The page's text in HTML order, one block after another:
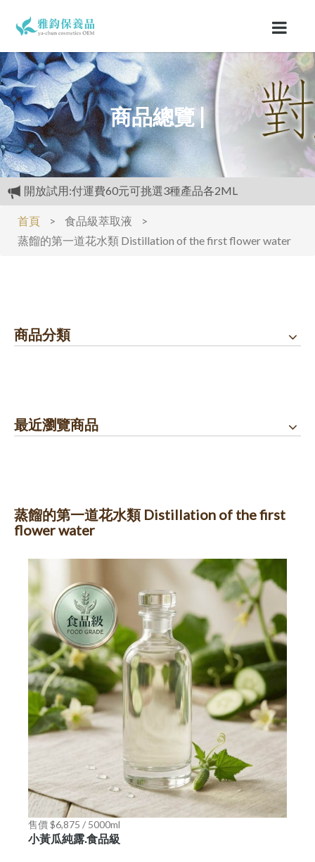
商品總覽 |
開放試用:付運費60元可挑選3種產品各2ML
滿3000元再送精美好禮
購物禮:送夏日涼感劑100cc.只能噴衣服.不要噴皮膚
開放試用:付運費60元可挑選3種產品各2ML
首頁 > 食品級萃取液
>
蒸餾的第一道花水類 Distillation of the first flower water
商品分類
最近瀏覽商品
蒸餾的第一道花水類 Distillation of the first
flower water
售價 $6,875 / 5000ml
小黃瓜純露.食品級